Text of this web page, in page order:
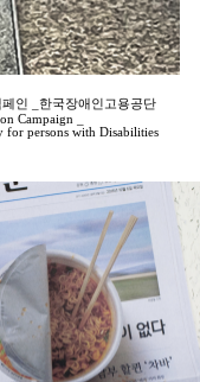
인 _한국장애인고용공단
Campaign _
for persons with Disabilities